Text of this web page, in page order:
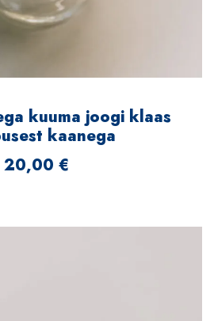
kuuma joogi klaas
kaanega
20,00 €